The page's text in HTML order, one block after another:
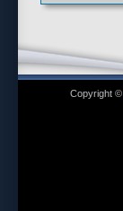
Copyright ©